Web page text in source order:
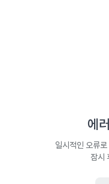
에
일시적인 오류
잠시